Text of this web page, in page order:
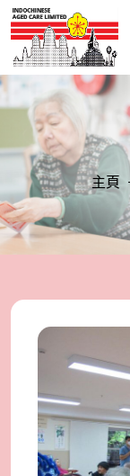
主頁